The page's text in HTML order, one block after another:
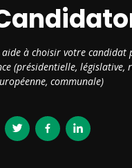
à choisir votre candidat
(présidentielle, législative,
communale)